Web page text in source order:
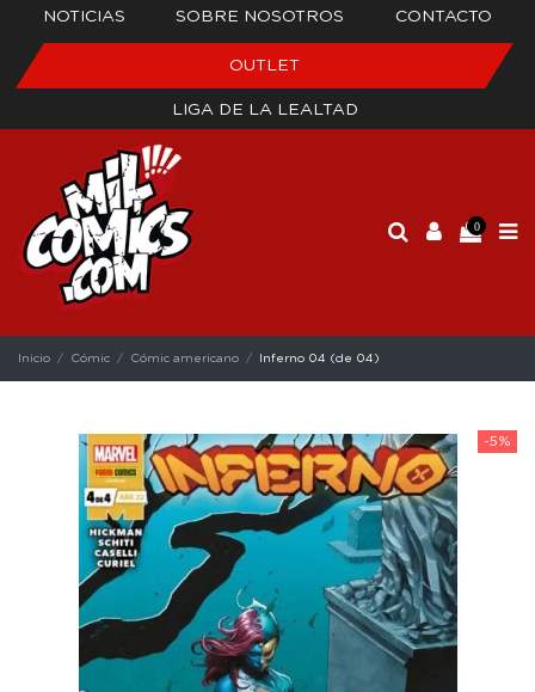
NOTICIAS SOBRE NOSOTROS CONTACTO
OUTLET
LIGA DE LA LEALTAD
0
Inicio Cómic Cómic americano Inferno 04 (de 04)
-5%